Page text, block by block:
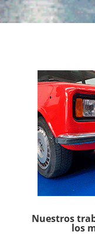
Nuestros
los